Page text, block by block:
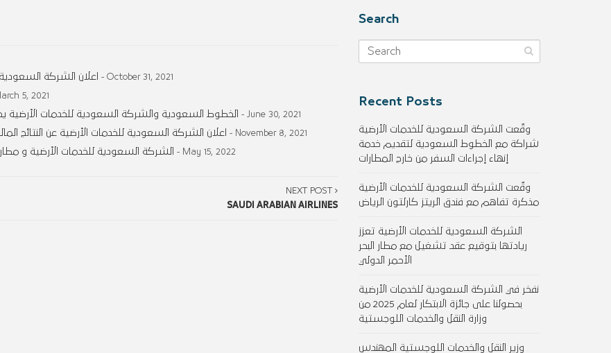
اعلان الشركة - October 31, 2021
5, 2021
الخطوط السعودية والشركة السعودية للخدمات الأرضية - June 30, 2021
اعلان الشركة السعودية للخدمات الأرضية عن النتائج المالية الأولية - November 8, 2021
الشركة السعودية للخدمات الأرضية و - May 15, 2022
NEXT POST
SAUDI ARABIAN AIRLINES
Search
Recent Posts
وقّعت الشركة السعودية للخدمات الأرضية
شراكة مع الخطوط السعودية لتقديم خدمة
إنهاء إجراءات السفر من خارج المطارات
وقّعت الشركة السعودية للخدمات الأرضية
مذكرة تفاهم مع فندق الريتز كارلتون الرياض
الشركة السعودية للخدمات الأرضية تعزز
ريادتها بتوقيع عقد تشغيل مع مطار البحر
الأحمر الدولي
نفخر في الشركة السعودية للخدمات الأرضية
بحصولنا على جائزة الابتكار لعام 2025 من
وزارة النقل والخدمات اللوجستية
وزير النقل والخدمات اللوجستية المهندس